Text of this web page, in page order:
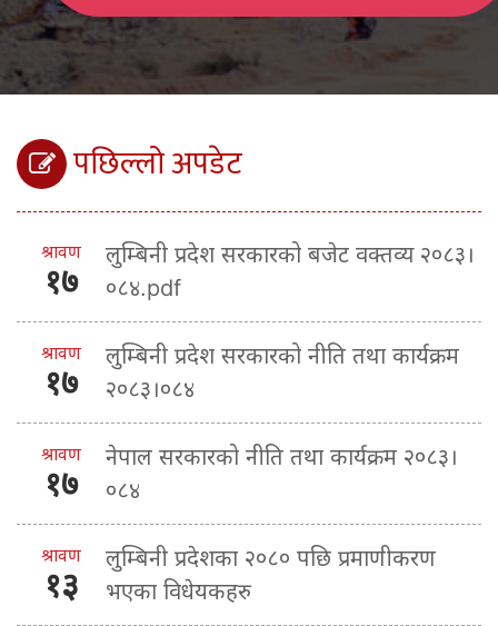
पछिल्लो अपडेट
श्रावण
१७
लुम्बिनी प्रदेश सरकारको बजेट वक्तव्य २०८३।
०८४.pdf
श्रावण
१७
लुम्बिनी प्रदेश सरकारको नीति तथा कार्यक्रम
२०८३।०८४
श्रावण
१७
नेपाल सरकारको नीति तथा कार्यक्रम २०८३।
०८४
श्रावण
१३
लुम्बिनी प्रदेशका २०८० पछि प्रमाणीकरण
भएका विधेयकहरु